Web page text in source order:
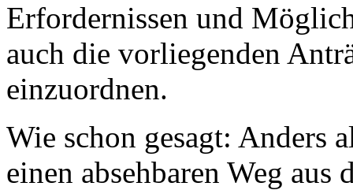
Erfordernissen und
auch die vorliegenden
einzuordnen.
Wie schon gesagt: Anders
einen absehbaren Weg aus